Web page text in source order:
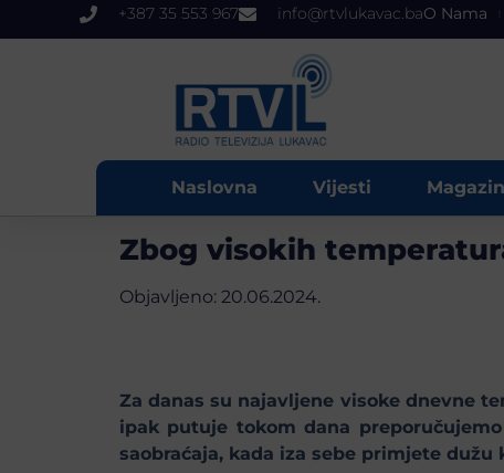
+387 35 553 967 info@rtvlukavac.baO Nama
Naslovna Vijesti Magazin
Zbog visokih
Objavljeno: 20.06.2024.
Za danas su najavljene visoke dnevne
ipak putuje tokom dana
saobraćaja, kada iza sebe primjete